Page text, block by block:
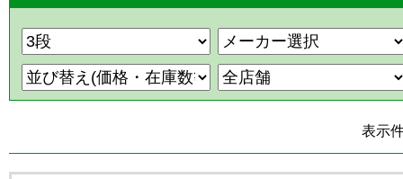
表示